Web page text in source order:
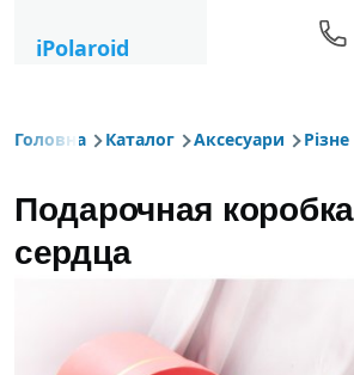
iPolaroid
Рядок навіґації
Головна Каталог Аксесуари Різне
Подарочная
сердца